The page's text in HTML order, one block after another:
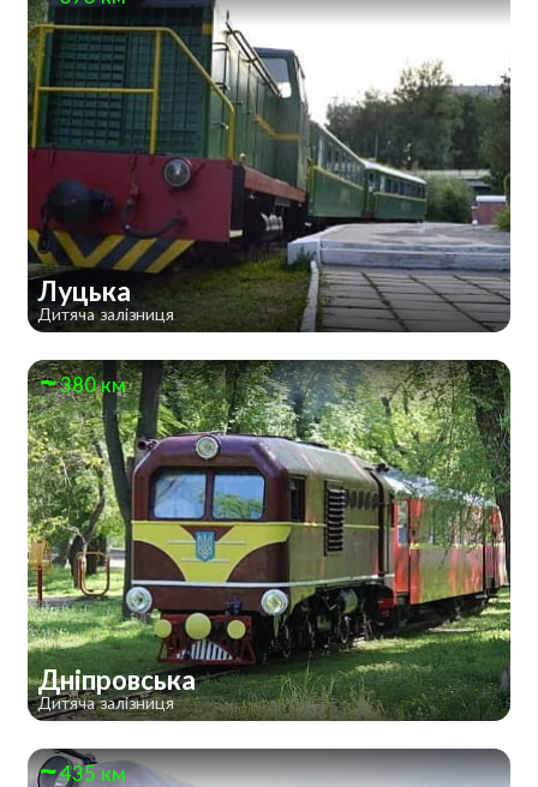
Луцька
Дитяча залізниця
380 км
Дніпровська
Дитяча залізниця
435 км